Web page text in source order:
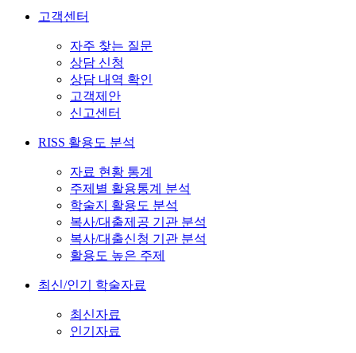
고객센터
자주 찾는 질문
상담 신청
상담 내역 확인
고객제안
신고센터
RISS 활용도 분석
자료 현황 통계
주제별 활용통계 분석
학술지 활용도 분석
복사/대출제공 기관 분석
복사/대출신청 기관 분석
활용도 높은 주제
최신/인기 학술자료
최신자료
인기자료